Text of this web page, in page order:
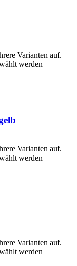
Varianten auf.
werden
Varianten auf.
werden
Varianten auf.
werden